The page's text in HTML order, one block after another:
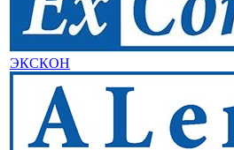
ЭКСКОН